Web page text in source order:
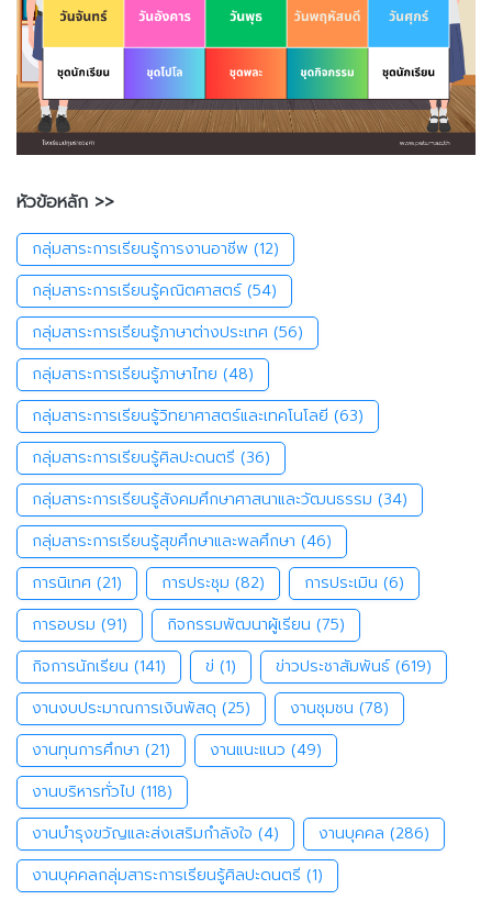
หัวข้อหลัก >>
กลุ่มสาระการเรียนรู้การงานอาชีพ (12)
กลุ่มสาระการเรียนรู้คณิตศาสตร์ (54)
กลุ่มสาระการเรียนรู้ภาษาต่างประเทศ (56)
กลุ่มสาระการเรียนรู้ภาษาไทย (48)
กลุ่มสาระการเรียนรู้วิทยาศาสตร์และเทคโนโลยี (63)
กลุ่มสาระการเรียนรู้ศิลปะดนตรี (36)
กลุ่มสาระการเรียนรู้สังคมศึกษาศาสนาและวัฒนธรรม (34)
กลุ่มสาระการเรียนรู้สุขศึกษาและพลศึกษา (46)
การนิเทศ (21) การประชุม (82) การประเมิน (6)
การอบรม (91) กิจกรรมพัฒนาผู้เรียน (75)
กิจการนักเรียน (141) ข่ (1) ข่าวประชาสัมพันธ์ (619)
งานงบประมาณการเงินพัสดุ (25) งานชุมชน (78)
งานทุนการศึกษา (21) งานแนะแนว (49)
งานบริหารทั่วไป (118)
งานบำรุงขวัญและส่งเสริมกำลังใจ (4) งานบุคคล (286)
งานบุคคลกลุ่มสาระการเรียนรู้ศิลปะดนตรี (1)